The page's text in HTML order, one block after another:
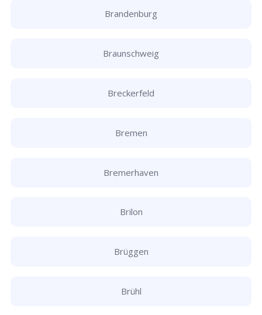
Brandenburg
Braunschweig
Breckerfeld
Bremen
Bremerhaven
Brilon
Brüggen
Brühl